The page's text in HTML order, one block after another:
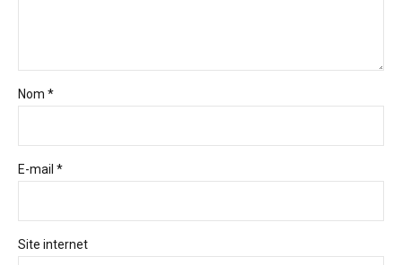
Nom *
E-mail *
Site internet